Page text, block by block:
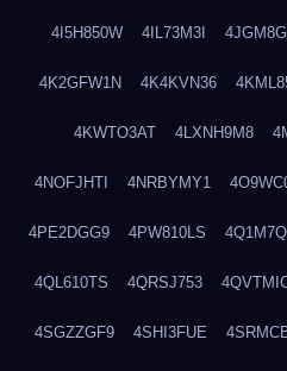
4I5H850W 4IL73M3I
4K2GFW1N 4K4KVN36
4KWTO3AT 4LXNH9M8
4NOFJHTI 4NRBYMY1
4PE2DGG9 4PW810LS
4QL610TS 4QRSJ753
4SGZZGF9 4SHI3FUE